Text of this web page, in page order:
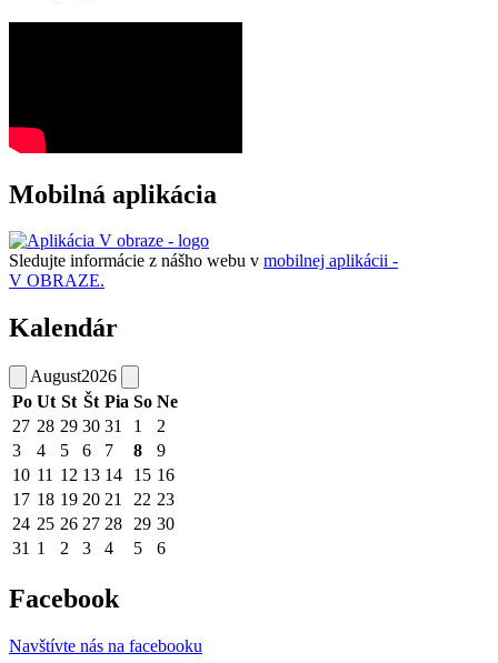
Mobilná aplikácia
Sledujte informácie z nášho webu v mobilnej aplikácii -
V OBRAZE.
Kalendár
August2026
Po Ut St Št Pia So Ne
27 28 29 30 31 1
2
3
4 5 6 7 8
9
10 11 12 13 14 15 16
17 18 19 20 21 22 23
24 25 26 27 28 29 30
31 1 2 3 4 5 6
Facebook
Navštívte nás na facebooku